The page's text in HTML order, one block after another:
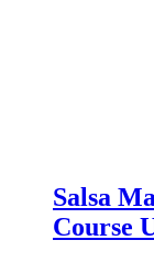
Salsa
Course